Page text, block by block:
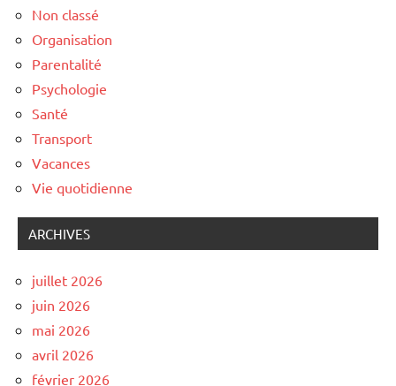
Non classé
Organisation
Parentalité
Psychologie
Santé
Transport
Vacances
Vie quotidienne
ARCHIVES
juillet 2026
juin 2026
mai 2026
avril 2026
février 2026